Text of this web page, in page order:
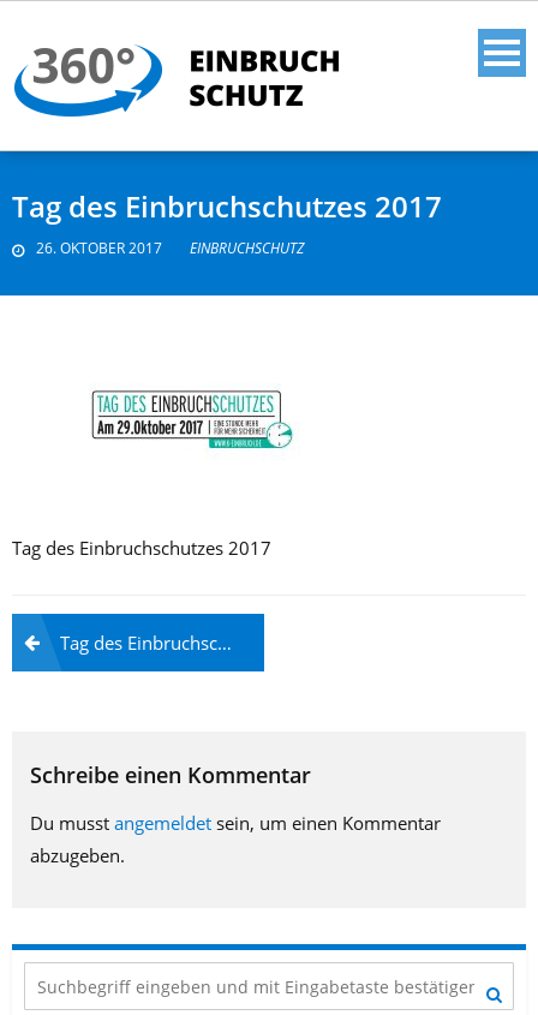
Tag des Einbruchschutzes 2017
26. OKTOBER 2017 EINBRUCHSCHUTZ
Tag des Einbruchschutzes 2017
Beitragsnavigation
Tag des Einbruchschutzes
Schreibe einen Kommentar
Du musst angemeldet sein, um einen Kommentar
abzugeben.